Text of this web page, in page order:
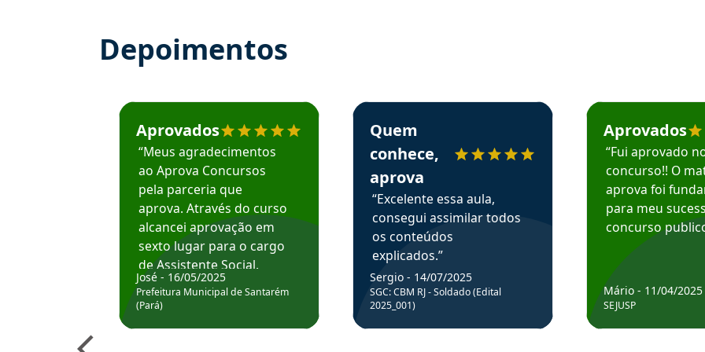
Depoimentos
Estudante José recomenda o Aprova Concursos em depoimento
Aprovados
“Meus agradecimentos
ao Aprova Concursos
pela parceria que
aprova. Através do curso
alcancei aprovação em
sexto lugar para o cargo
de Assistente Social.
Hoje estou atuando na
Prefeitura de Santarém.
José - 16/05/2025
Prefeitura Municipal de Santarém
(Pará)
Estudante Sergio recomenda o Aprova Concursos em depoimento
Quem
conhece,
aprova
“Excelente essa aula,
consegui assimilar todos
os conteúdos
explicados.”
Sergio - 14/07/2025
SGC: CBM RJ - Soldado (Edital
2025_001)
Estudante Mário
Aprovados
“Fui aprovado
concurso!! O
aprova foi
para meu
concurso
Mário - 11/04/2025
SEJUSP